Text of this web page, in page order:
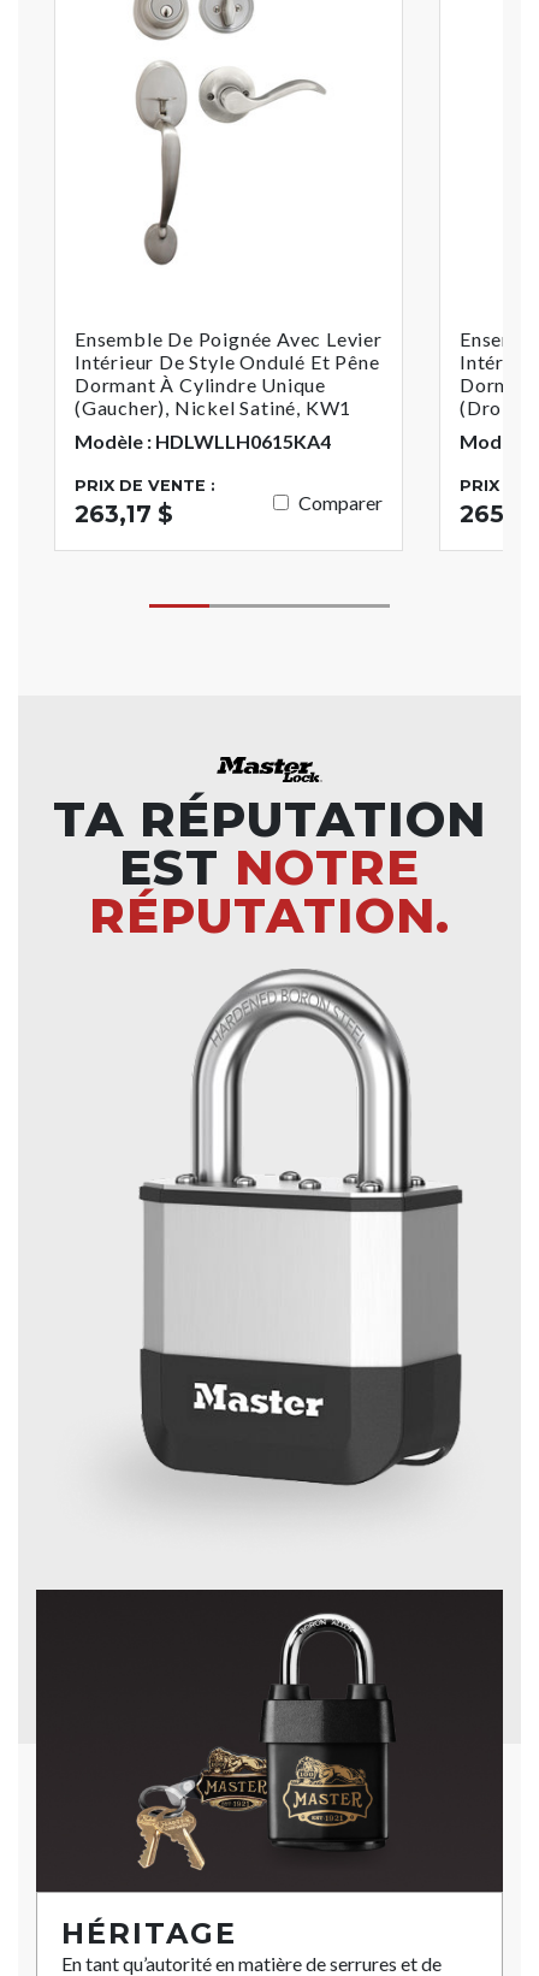
Ensemble De Poignée Avec Levier
Intérieur De Style Ondulé Et Pêne
Dormant À Cylindre Unique
(gaucher), Nickel Satiné, KW1
Modèle : HDLWLLH0615KA4
PRIX DE VENTE :
263,17 $ Comparer
Modèle
PRIX DE
TA RÉPUTATION
EST NOTRE
RÉPUTATION.
HÉRITAGE
En tant qu’autorité en matière de serrures et de